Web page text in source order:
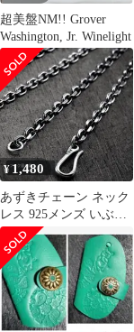
超美盤NM!! Grover
Washington, Jr. Winelight
¥1,480
あずきチェーン ネック
レス 925メンズ いぶし
4mm 50cm シルバー